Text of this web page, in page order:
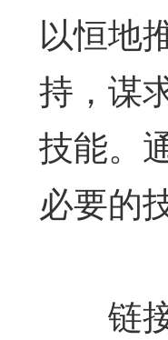
以恒地
持，谋
技能。
必要的
链